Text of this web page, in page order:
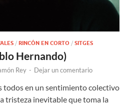
/ RINCÓN EN CORTO / SITGES
Hernando)
Rey - Dejar un comentario
todos en un sentimiento colectivo
tristeza inevitable que toma la